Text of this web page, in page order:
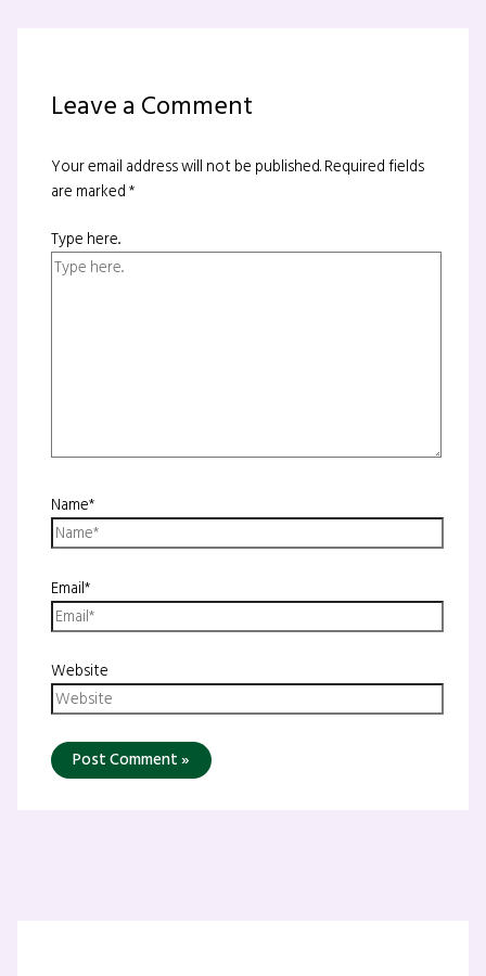
Leave a Comment
Your email address will not be published.Required fields
are marked*
Type here..
Name*
Email*
Website